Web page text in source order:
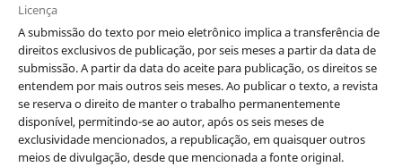
Licença
A submissão do texto por meio eletrônico implica a transferência de
direitos exclusivos de publicação, por seis meses a partir da data de
submissão. A partir da data do aceite para publicação, os direitos se
entendem por mais outros seis meses. Ao publicar o texto, a revista
se reserva o direito de manter o trabalho permanentemente
disponível, permitindo-se ao autor, após os seis meses de
exclusividade mencionados, a republicação, em quaisquer outros
meios de divulgação, desde que mencionada a fonte original.